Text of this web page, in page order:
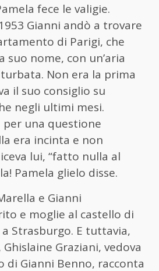
fece le valigie.
Gianni andò a trovare
di Parigi, che
suo nome, con un’aria
Non era la prima
il suo consiglio su
negli ultimi mesi.
una questione
era incinta e non
lui, “fatto nulla al
Pamela glielo disse.
e Gianni
e moglie al castello di
Strasburgo. E tuttavia,
Graziani, vedova
di Gianni Benno, racconta